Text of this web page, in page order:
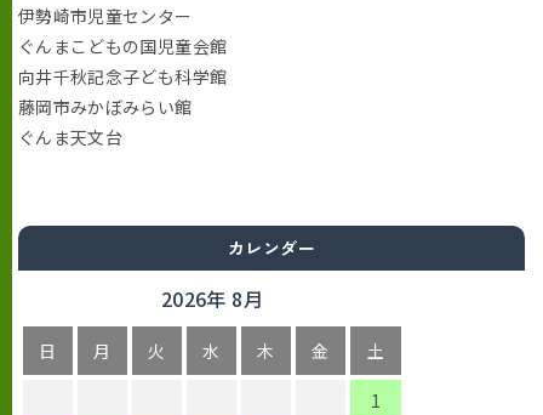
伊勢崎市児童センター
ぐんまこどもの国児童会館
向井千秋記念子ども科学館
藤岡市みかぼみらい館
ぐんま天文台
カレンダー
2026年 8月
日 月 火 水 木 金 土
1